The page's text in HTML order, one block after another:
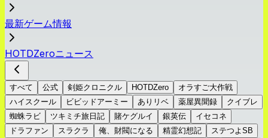
最新ゲーム情報
HOTDZeroニュース
すべて 公式 剣姫クロニクル HOTDZero
オラすご大作戦
ハイスクール
ビビッドアーミー ありリベ 薬屋異聞録
クイブレ
蜘蛛ラビ
ツキミチ旅日記 賭ケグルイ 銀英伝
イセコネ
ドラファン
スラクラ 俺、財閥になる 精霊幻想記
ステつよSB